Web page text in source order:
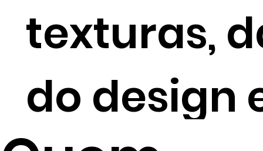
texturas,
do design